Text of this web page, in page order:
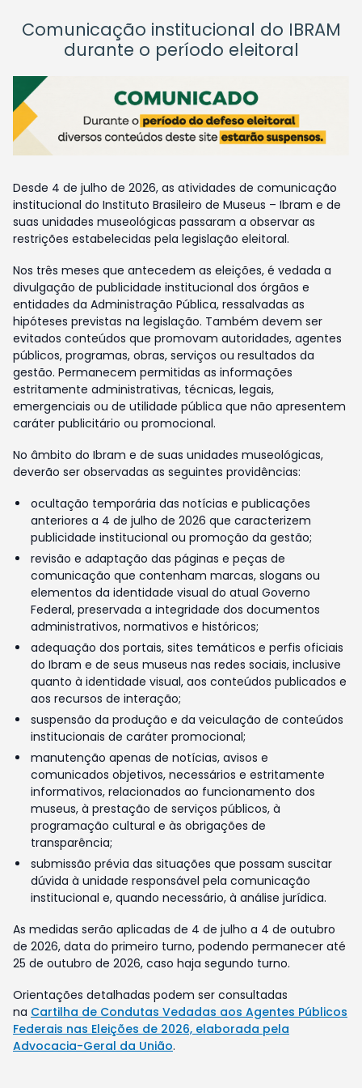
Comunicação institucional do IBRAM
durante o período eleitoral
Desde 4 de julho de 2026, as atividades de comunicação
institucional do Instituto Brasileiro de Museus – Ibram e de
suas unidades museológicas passaram a observar as
restrições estabelecidas pela legislação eleitoral.
Nos três meses que antecedem as eleições, é vedada a
divulgação de publicidade institucional dos órgãos e
entidades da Administração Pública, ressalvadas as
hipóteses previstas na legislação. Também devem ser
evitados conteúdos que promovam autoridades, agentes
públicos, programas, obras, serviços ou resultados da
gestão. Permanecem permitidas as informações
estritamente administrativas, técnicas, legais,
emergenciais ou de utilidade pública que não apresentem
caráter publicitário ou promocional.
No âmbito do Ibram e de suas unidades museológicas,
deverão ser observadas as seguintes providências:
ocultação temporária das notícias e publicações
anteriores a 4 de julho de 2026 que caracterizem
publicidade institucional ou promoção da gestão;
revisão e adaptação das páginas e peças de
comunicação que contenham marcas, slogans ou
elementos da identidade visual do atual Governo
Federal, preservada a integridade dos documentos
administrativos, normativos e históricos;
adequação dos portais, sites temáticos e perfis oficiais
do Ibram e de seus museus nas redes sociais, inclusive
quanto à identidade visual, aos conteúdos publicados e
aos recursos de interação;
suspensão da produção e da veiculação de conteúdos
institucionais de caráter promocional;
manutenção apenas de notícias, avisos e
comunicados objetivos, necessários e estritamente
informativos, relacionados ao funcionamento dos
museus, à prestação de serviços públicos, à
programação cultural e às obrigações de
transparência;
submissão prévia das situações que possam suscitar
dúvida à unidade responsável pela comunicação
institucional e, quando necessário, à análise jurídica.
As medidas serão aplicadas de 4 de julho a 4 de outubro
de 2026, data do primeiro turno, podendo permanecer até
25 de outubro de 2026, caso haja segundo turno.
Orientações detalhadas podem ser consultadas
na Cartilha de Condutas Vedadas aos Agentes Públicos
Federais nas Eleições de 2026, elaborada pela
Advocacia-Geral da União.